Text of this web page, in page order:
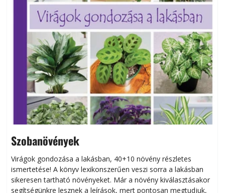
Szobanövények
Virágok gondozása a lakásban, 40+10 növény részletes
ismertetése! A könyv lexikonszerűen veszi sorra a lakásban
sikeresen tart­ha­tó növényeket. Már a növény kiválasztásakor
segítségünkre lesznek a leírások, mert pontosan megtudjuk,